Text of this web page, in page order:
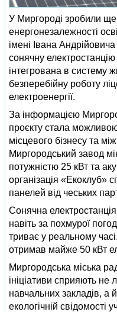
У Миргороді зробили
енергонезалежності
імені Івана
сонячну
інтегрована в систему
безперебійну роботу
електроенергії.
За інформацією
проєкту стала
місцевого бізнесу та
Миргородський завод
потужністю 25 кВт та
організація «Екоклуб»
панелей від чеських
Сонячна
навіть за похмурої
триває у реальному
отримав майже 50 кВт
Миргородська міська
ініціативи сприяють не
навчальних закладів, а
екологічній свідомості